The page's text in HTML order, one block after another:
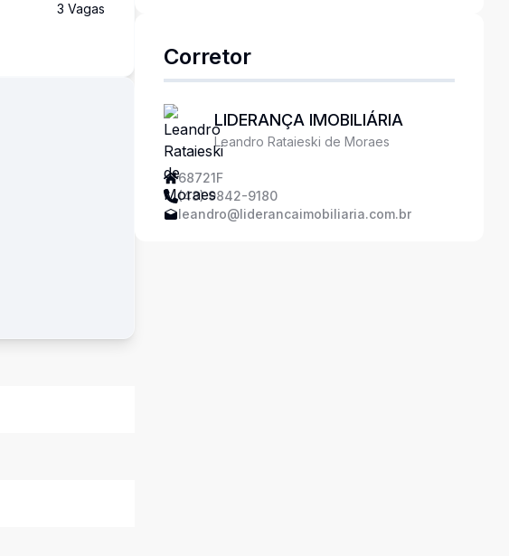
3 Vagas
Corretor
LIDERANÇA IMOBILIÁRIA
Leandro Rataieski de Moraes
68721F
(48) 9842-9180
leandro@liderancaimobiliaria.com.br